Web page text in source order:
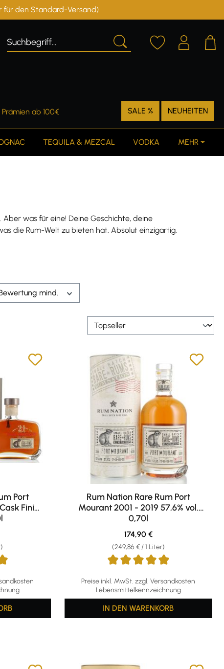
für den Standard-Versand)
Prämien ab 100€ SALE % NEUHEITEN
TEQUILA & MEZCAL VODKA MEHR
was für eine! Deine Geschichte, deine
die Rum-Welt zu bieten hat. Absolut einzigartig.
mind.
Port
Finish
Rum Nation Rare Rum Port
Mourant 2001 - 2019 57,6% vol.
0,70l
Preise inkl. MwSt. zzgl. Versandkosten
Lebensmittelkennzeichnung
(249,86 € / 1 Liter)
Regulärer Preis:
174,90 €
IN DEN WARENKORB